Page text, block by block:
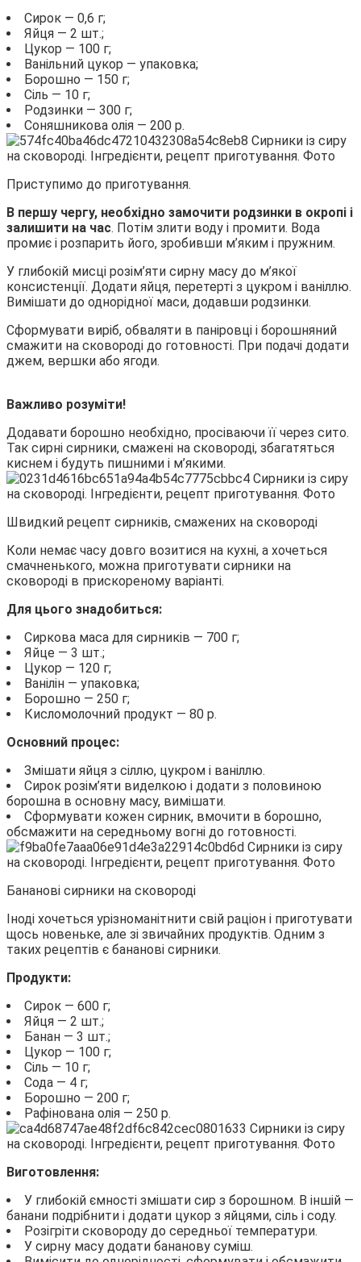
Сирок — 0,6 г;
Яйця — 2 шт.;
Цукор — 100 г;
Ванільний цукор — упаковка;
Борошно — 150 г;
Сіль — 10 г;
Родзинки — 300 г;
Соняшникова олія — 200 р.
Приступимо до приготування.
В першу чергу, необхідно замочити родзинки в окропі і
залишити на час. Потім злити воду і промити. Вода
промиє і розпарить його, зробивши м’яким і пружним.
У глибокій мисці розім’яти сирну масу до м’якої
консистенції. Додати яйця, перетерті з цукром і ваніллю.
Вимішати до однорідної маси, додавши родзинки.
Сформувати виріб, обваляти в паніровці і борошняний
смажити на сковороді до готовності. При подачі додати
джем, вершки або ягоди.
Важливо розуміти!
Додавати борошно необхідно, просіваючи її через сито.
Так сирні сирники, смажені на сковороді, збагатяться
киснем і будуть пишними і м’якими.
Швидкий рецепт сирників, смажених на сковороді
Коли немає часу довго возитися на кухні, а хочеться
смачненького, можна приготувати сирники на
сковороді в прискореному варіанті.
Для цього знадобиться:
Сиркова маса для сирників — 700 г;
Яйце — 3 шт.;
Цукор — 120 г;
Ванілін — упаковка;
Борошно — 250 г;
Кисломолочний продукт — 80 р.
Основний процес:
Змішати яйця з сіллю, цукром і ваніллю.
Сирок розім’яти виделкою і додати з половиною
борошна в основну масу, вимішати.
Сформувати кожен сирник, вмочити в борошно,
обсмажити на середньому вогні до готовності.
Бананові сирники на сковороді
Іноді хочеться урізноманітнити свій раціон і приготувати
щось новеньке, але зі звичайних продуктів. Одним з
таких рецептів є бананові сирники.
Продукти:
Сирок — 600 г;
Яйця — 2 шт.;
Банан — 3 шт.;
Цукор — 100 г;
Сіль — 10 г;
Сода — 4 г;
Борошно — 200 г;
Рафінована олія — 250 р.
Виготовлення:
У глибокій ємності змішати сир з борошном. В іншій —
банани подрібнити і додати цукор з яйцями, сіль і соду.
Розігріти сковороду до середньої температури.
У сирну масу додати бананову суміш.